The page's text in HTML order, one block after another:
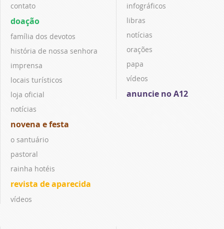
contato
doação
família dos devotos
história de nossa senhora
imprensa
locais turísticos
loja oficial
notícias
novena e festa
o santuário
pastoral
rainha hotéis
revista de aparecida
vídeos
infográficos
libras
notícias
orações
papa
vídeos
anuncie no A12